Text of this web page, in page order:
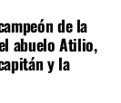
de la
abuelo Atilio,
y la